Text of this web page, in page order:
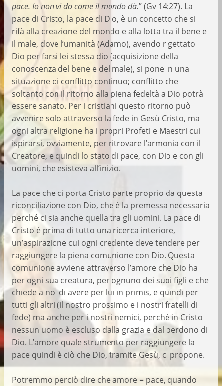
pace. Io non vi do come il mondo dà.” (Gv 14:27). La
pace di Cristo, la pace di Dio, è un concetto che si
rifà alla creazione del mondo e alla lotta tra il bene e
il male, dove l’umanità (Adamo), avendo rigettato
Dio per farsi lei stessa dio (acquisizione della
conoscenza del bene e del male), si pone in una
situazione di conflitto continuo; conflitto che
soltanto con il ritorno alla piena fedeltà a Dio potrà
essere sanato. Per i cristiani questo ritorno può
avvenire solo attraverso la fede in Gesù Cristo, ma
ogni altra religione ha i propri Profeti e Maestri cui
ispirarsi, ovviamente, per ritrovare l’armonia con il
Creatore, e quindi lo stato di pace, con Dio e con gli
uomini, che esisteva all’inizio.
La pace che ci porta Cristo parte proprio da questa
riconciliazione con Dio, che è la premessa necessaria
perché ci sia anche quella tra gli uomini. La pace di
Cristo è prima di tutto una ricerca interiore,
un’aspirazione cui ogni credente deve tendere per
raggiungere la piena comunione con Dio. Questa
comunione avviene attraverso l’amore che Dio ha
per ogni sua creatura, per ognuno dei suoi figli e che
chiede a noi di avere per lui in primis, e quindi per
tutti gli altri (il nostro prossimo e i nostri fratelli di
fede) ma anche per i nostri nemici, perché in Cristo
nessun uomo è escluso dalla grazia e dal perdono di
Dio. L’amore quale strumento per raggiungere la
pace quindi è ciò che Dio, tramite Gesù, ci propone.
Potremmo perciò dire che amore = pace, quando